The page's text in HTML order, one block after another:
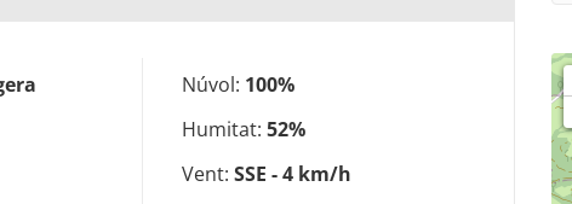
Núvol: 100%
Humitat: 52%
Vent: SSE - 4 km/h